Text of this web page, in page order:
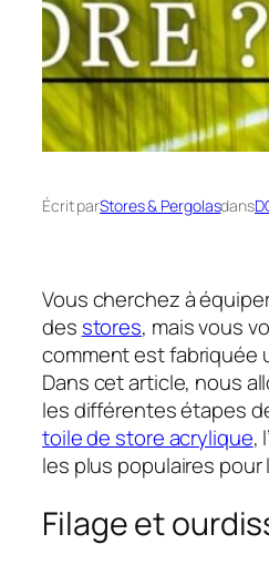
Écrit parStores & Pergolasdans
Vous cherchez à
des stores, mais vous
comment est fabriquée
Dans cet article, nous
les différentes étapes
toile de store acrylique,
les plus populaires pour
Filage et